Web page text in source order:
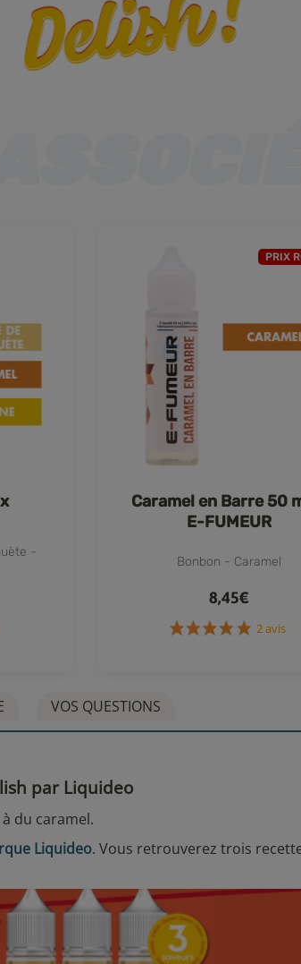
-
PRIX
Caramel en Barre 50
E-FUMEUR
Bonbon - Caramel
8,45€
VOS QUESTIONS
par Liquideo
du caramel.
Liquideo. Vous retrouverez trois